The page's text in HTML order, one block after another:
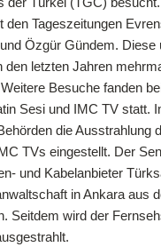
den Tageszeitungen
Özgür Gündem. Diese
den letzten Jahren
Besuche fanden
Sesi und IMC TV statt.
die Ausstrahlung
TVs eingestellt. Der
und Kabelanbieter
in Ankara aus
Seitdem wird der